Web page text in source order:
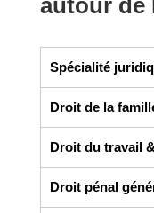
autour de
Spécialité
Droit de la
Droit du travail
Droit pénal